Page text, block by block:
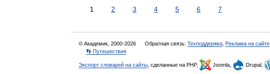
1 2 3 4 5 6 7
© Академик, 2000-2026 Обратная связь: Техподдержка Реклама на сайте
👣 Путешествия
Экспорт словарей на сайты , сделанные на PHP, Joomla, Drupal,